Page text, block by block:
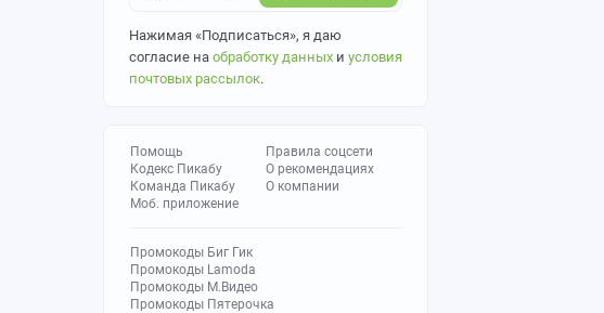
Нажимая «Подписаться», я даю
согласие на обработку данных и условия
почтовых рассылок.
Помощь
Кодекс Пикабу
Команда Пикабу
Моб. приложение
Правила соцсети
О рекомендациях
О компании
Промокоды Биг Гик
Промокоды Lamoda
Промокоды М.Видео
Промокоды Пятерочка